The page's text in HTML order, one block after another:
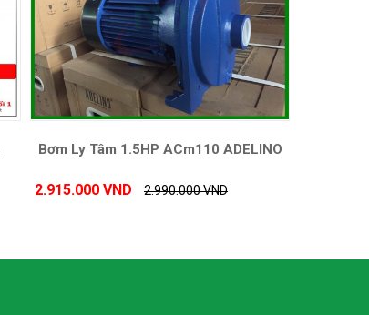
Bơm Ly Tâm 1.5HP ACm110 ADELINO
2.915.000 VND 2.990.000 VND